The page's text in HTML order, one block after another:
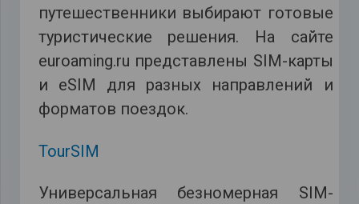
путешественники выбирают готовые
туристические решения. На сайте
euroaming.ru представлены SIM-карты
и eSIM для разных направлений и
форматов поездок.
TourSIM
Универсальная безномерная SIM-